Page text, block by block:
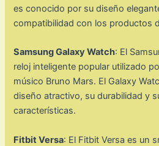
es conocido por su diseño
compatibilidad con los productos
Samsung Galaxy Watch: El
reloj inteligente popular utilizado
músico Bruno Mars. El Galaxy
diseño atractivo, su durabilidad y
características.
Fitbit Versa: El Fitbit Versa es un